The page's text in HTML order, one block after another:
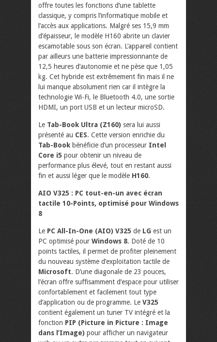
offre toutes les fonctions d’une tablette
classique, y compris l’informatique mobile et
l’accès aux applications. Malgré ses 15,9 mm
d’épaisseur, le modèle H160 abrite un clavier
escamotable sous son écran. L’appareil contient
par ailleurs une batterie impressionnante de
12,5 heures d’autonomie et ne pèse que 1,05
kg. Cet hybride est extrêmement fin mais il ne
lui manque absolument rien car il intègre la
technologie Wi-Fi, le Bluetooth 4.0, une sortie
HDMI, un port USB et un lecteur microSD.
Le Tab-Book Ultra (Z160) sera lui aussi
présenté au CES. Cette version enrichie du
Tab-Book bénéficie d’un processeur Intel
Core i5 pour obtenir un niveau de
performance plus élevé, tout en restant aussi
fin et aussi léger que le modèle H160.
AIO V325 : PC tout-en-un avec écran
tactile 10-Points, optimisé pour Windows
8
Le PC All-In-One (AIO) V325 de LG est un
PC optimisé pour Windows 8. Doté de 10
points tactiles, il permet de profiter pleinement
du nouveau système d’exploitation tactile de
Microsoft. D’une diagonale de 23 pouces,
l’écran offre suffisamment d’espace pour utiliser
confortablement et facilement tout type
d’application ou de programme. Le V325
contient également un tuner TV intégré et la
fonction PIP (Picture in Picture : Image
dans l’Image) pour afficher un navigateur